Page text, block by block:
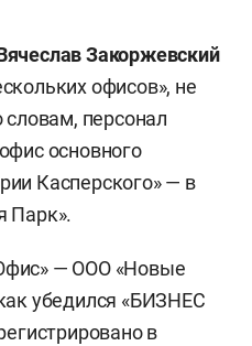
Закоржевский
офисов», не
словам, персонал
основного
Касперского» — в
Парк».
— ООО «Новые
убедился «БИЗНЕС
в